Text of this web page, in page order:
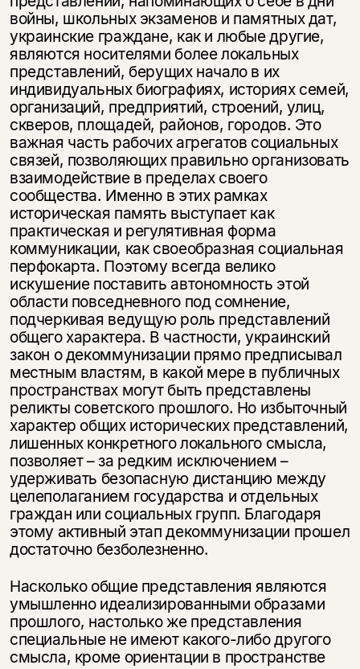
войны, школьных экзаменов и памятных дат,
украинские граждане, как и любые другие,
являются носителями более локальных
представлений, берущих начало в их
индивидуальных биографиях, историях семей,
организаций, предприятий, строений, улиц,
скверов, площадей, районов, городов. Это
важная часть рабочих агрегатов социальных
связей, позволяющих правильно организовать
взаимодействие в пределах своего
сообщества. Именно в этих рамках
историческая память выступает как
практическая и регулятивная форма
коммуникации, как своеобразная социальная
перфокарта. Поэтому всегда велико
искушение поставить автономность этой
области повседневного под сомнение,
подчеркивая ведущую роль представлений
общего характера. В частности, украинский
закон о декоммунизации прямо предписывал
местным властям, в какой мере в публичных
пространствах могут быть представлены
реликты советского прошлого. Но избыточный
характер общих исторических представлений,
лишенных конкретного локального смысла,
позволяет – за редким исключением –
удерживать безопасную дистанцию между
целеполаганием государства и отдельных
граждан или социальных групп. Благодаря
этому активный этап декоммунизации прошел
достаточно безболезненно.
Насколько общие представления являются
умышленно идеализированными образами
прошлого, настолько же представления
специальные не имеют какого-либо другого
смысла, кроме ориентации в пространстве